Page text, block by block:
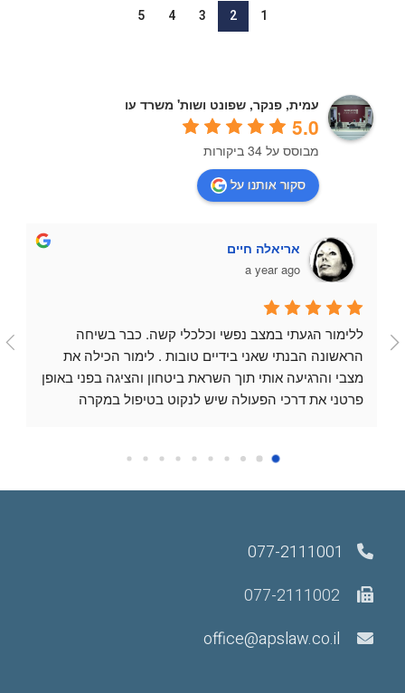
1
2
3
4
5
עמית, פנקר, שפונט ושות' משרד עו
5.0
מבוסס על 34 ביקורות
סקור אותנו על
אריאלה חיים
a year ago
הראשונה הבנתי שאני בידיים טובות . לימור הכילה את
שלימור מלווה אותי במקרה שלי.תודה לימור מקרב לב.
077-2111001
077-2111002
office@apslaw.co.il